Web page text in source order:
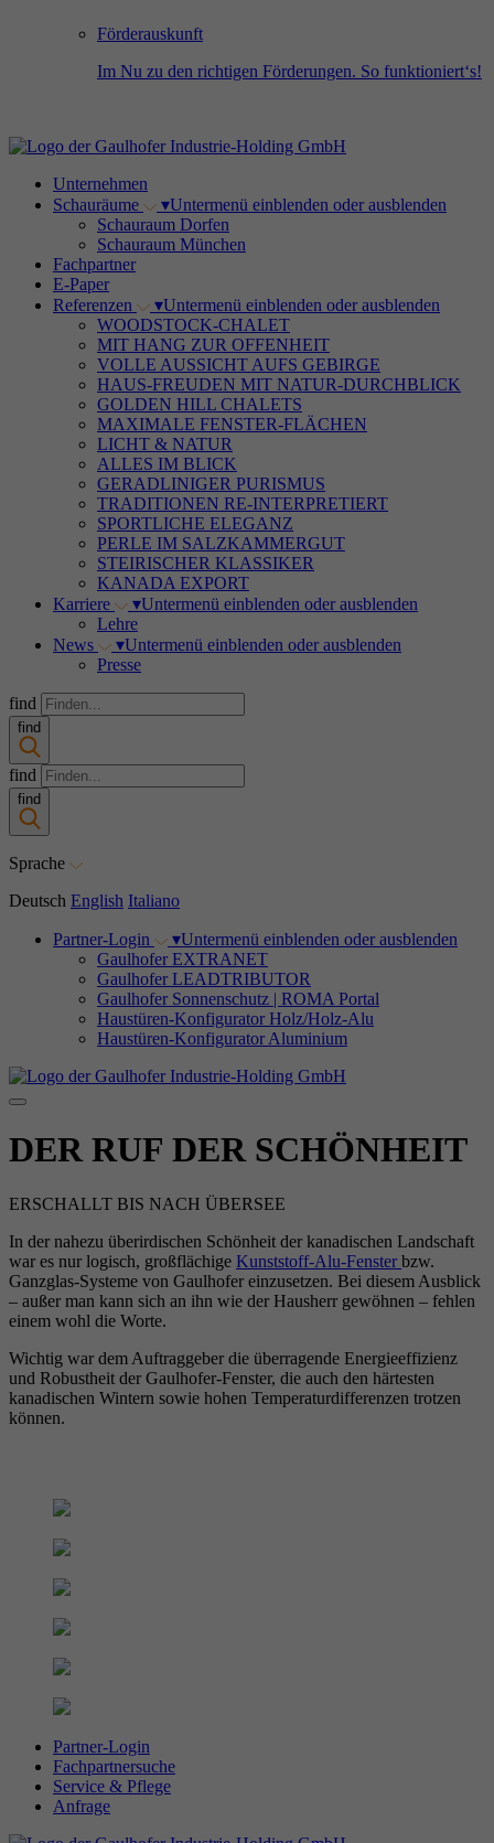
Förderauskunft
Im Nu zu den richtigen Förderungen. So funktioniert‘s!
Unternehmen
Schauräume
▾Untermenü einblenden oder ausblenden
Schauraum Dorfen
Schauraum München
Fachpartner
E-Paper
Referenzen
▾Untermenü einblenden oder ausblenden
WOODSTOCK-CHALET
MIT HANG ZUR OFFENHEIT
VOLLE AUSSICHT AUFS GEBIRGE
HAUS-FREUDEN MIT NATUR-DURCHBLICK
GOLDEN HILL CHALETS
MAXIMALE FENSTER-FLÄCHEN
LICHT & NATUR
ALLES IM BLICK
GERADLINIGER PURISMUS
TRADITIONEN RE-INTERPRETIERT
SPORTLICHE ELEGANZ
PERLE IM SALZKAMMERGUT
STEIRISCHER KLASSIKER
KANADA EXPORT
Karriere
▾Untermenü einblenden oder ausblenden
Lehre
News
▾Untermenü einblenden oder ausblenden
Presse
find
find
find
find
Sprache
Deutsch English Italiano
Partner-Login ▾Untermenü einblenden oder ausblenden
Gaulhofer EXTRANET
Gaulhofer LEADTRIBUTOR
Gaulhofer Sonnenschutz | ROMA Portal
Haustüren-Konfigurator Holz/Holz-Alu
Haustüren-Konfigurator Aluminium
DER RUF DER SCHÖNHEIT
ERSCHALLT BIS NACH ÜBERSEE
In der nahezu überirdischen Schönheit der kanadischen Landschaft
war es nur logisch, großflächige Kunststoff-Alu-Fenster bzw.
Ganzglas-Systeme von Gaulhofer einzusetzen. Bei diesem Ausblick
– außer man kann sich an ihn wie der Hausherr gewöhnen – fehlen
einem wohl die Worte.
Wichtig war dem Auftraggeber die überragende Energieeffizienz
und Robustheit der Gaulhofer-Fenster, die auch den härtesten
kanadischen Wintern sowie hohen Temperaturdifferenzen trotzen
können.
Partner-Login
Fachpartnersuche
Service & Pflege
Anfrage